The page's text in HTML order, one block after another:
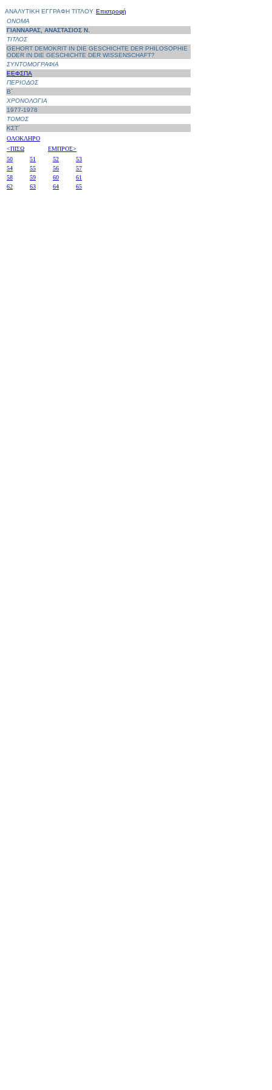
ΑΝΑΛΥΤΙΚΗ ΕΓΓΡΑΦΗ ΤΙΤΛΟΥ Επιστροφή
ΟΝΟΜΑ
ΓΙΑΝΝΑΡΑΣ, ΑΝΑΣΤΑΣΙΟΣ Ν.
ΤΙΤΛΟΣ
GEHORT DEMOKRIT IN DIE GESCHICHTE DER PHILOSOPHIE
ODER IN DIE GESCHICHTE DER WISSENSCHAFT?
ΣΥΝΤΟΜΟΓΡΑΦΙΑ
ΕΕΦΣΠΑ
ΠΕΡΙΟΔΟΣ
Β΄
ΧΡΟΝΟΛΟΓΙΑ
1977-1978
ΤΟΜΟΣ
ΚΣΤ΄
ΟΛΟΚΛΗΡΟ
<ΠΙΣΩ
ΕΜΠΡΟΣ>
50
51 52
53
54
55 56
57
58
59 60
61
62
63 64 65